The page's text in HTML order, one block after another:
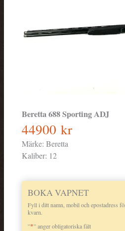
Beretta 688 Sporting ADJ
44900 kr
Märke: Beretta
Kaliber: 12
BOKA VAPNET
Fyll i ditt namn, mobil och epostadress
kvarn.
”*” anger obligatoriska fält